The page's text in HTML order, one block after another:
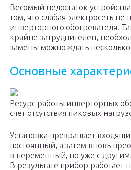
Весомый недостаток
том, что слабая электросеть не
инверторного обогревателя.
крайне затруднителен,
замены можно ждать несколько
Основные
Ресурс работы инверторных
счет отсутствия пиковых
Установка превращает
постоянный, а затем вновь
в переменный, но уже с
В результате прибор работает